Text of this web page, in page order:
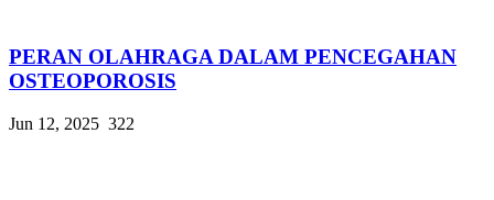
PERAN OLAHRAGA DALAM PENCEGAHAN
OSTEOPOROSIS
Jun 12, 2025 322